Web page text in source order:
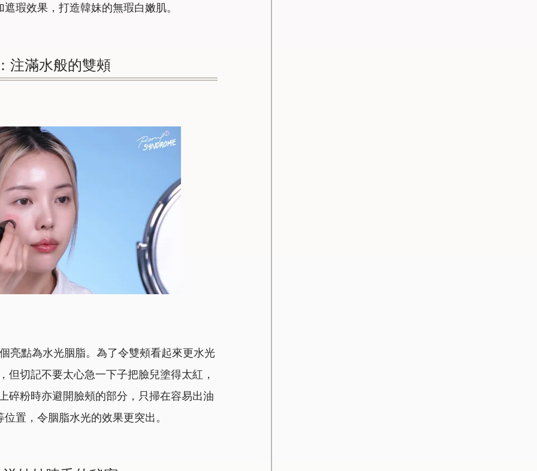
瑕效果，打造韓妹的無瑕白嫩肌。
注滿水般的雙頰
亮點為水光胭脂。為了令雙頰看起來更水光
但切記不要太心急一下子把臉兒塗得太紅，
碎粉時亦避開臉頰的部分，只掃在容易出油
置，令胭脂水光的效果更突出。